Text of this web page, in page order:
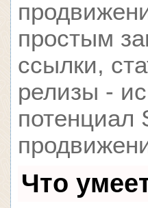
простым
ссылки,
релизы -
потенциал
Что